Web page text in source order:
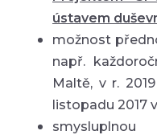
ústavem
možnost
např.
Maltě, v r.
listopadu 2017